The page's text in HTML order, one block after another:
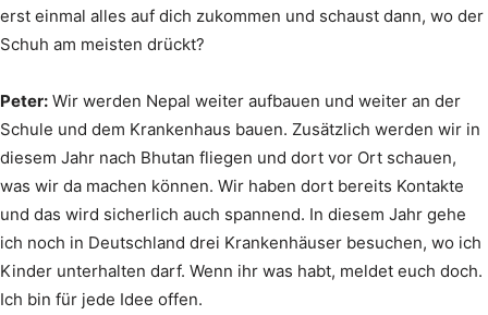
erst einmal alles auf dich zukommen und schaust dann, wo der
Schuh am meisten drückt?
Peter: Wir werden Nepal weiter aufbauen und weiter an der
Schule und dem Krankenhaus bauen. Zusätzlich werden wir in
diesem Jahr nach Bhutan fliegen und dort vor Ort schauen,
was wir da machen können. Wir haben dort bereits Kontakte
und das wird sicherlich auch spannend. In diesem Jahr gehe
ich noch in Deutschland drei Krankenhäuser besuchen, wo ich
Kinder unterhalten darf. Wenn ihr was habt, meldet euch doch.
Ich bin für jede Idee offen.